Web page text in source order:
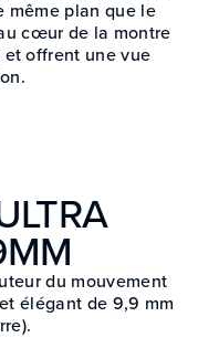
même plan que le
cœur de la montre
offrent une vue
du mouvement
élégant de 9,9 mm